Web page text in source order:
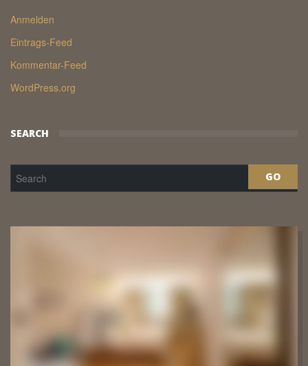
Anmelden
Eintrags-Feed
Kommentar-Feed
WordPress.org
SEARCH